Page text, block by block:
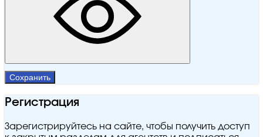
Сохранить
Регистрация
Зарегистрируйтесь на сайте, чтобы получить доступ